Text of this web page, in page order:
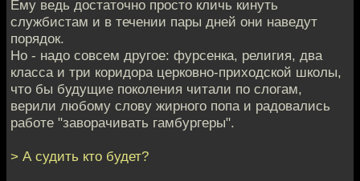
Ему ведь достаточно просто кличь кинуть
службистам и в течении пары дней они наведут
порядок.
Но - надо совсем другое: фурсенка, религия, два
класса и три коридора церковно-приходской школы,
что бы будущие поколения читали по слогам,
верили любому слову жирного попа и радовались
работе "заворачивать гамбургеры".
> А судить кто будет?